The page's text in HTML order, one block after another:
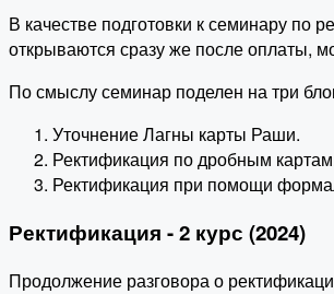
В качестве подготовки к семинару по
открываются сразу же после оплаты,
По смыслу семинар поделен на три
Уточнение Лагны карты Раши.
Ректификация по дробным
Ректификация при помощи
Ректификация - 2 курс (2024)
Продолжение разговора о